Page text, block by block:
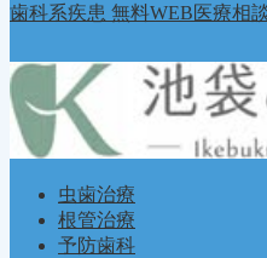
歯科系疾患 無料WEB医療相
虫歯治療
根管治療
予防歯科